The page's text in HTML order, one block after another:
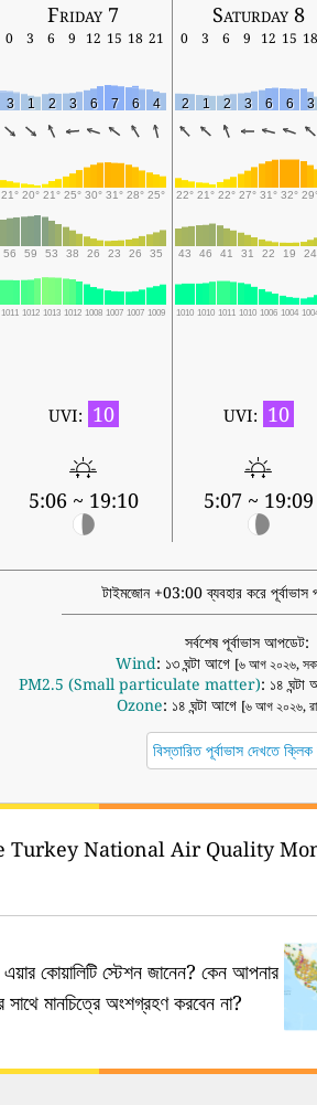
Friday 7 Saturday 8
0 3 6 9 12 15 18 21 0 3 6 9 12 15 18
3 1 2 3 6 7 6 4 2 1 2 3 6 6 3
21° 20° 21° 25° 30° 31° 28° 25° 22° 21° 22° 27° 31° 32°
56 59 53 38 26 23 26 35 43 46 41 31 22 19 24
1011 1012 1013 1012 1008 1007 1007 1009 1010 1010 1011 1010 1006 1004
UVI: 10
5:06 ~ 19:10
UVI: 10
5:07 ~ 19:09
টাইমজোন +03:00 ব্যবহার করে পূর্বাভাস
সর্বশেষ পূর্বাভাস আপডেট:
Wind: ১৩ ঘন্টা আগে [৬ আগ ২০২৬,
PM2.5 (Small particulate matter): ১৪ ঘন্টা
Ozone: ১৪ ঘন্টা আগে [৬ আগ ২০২৬,
বিস্তারিত পূর্বাভাস দেখতে
Turkey National Air Quality
কোয়ালিটি স্টেশন জানেন? কেন আপনার
সাথে মানচিত্রে অংশগ্রহণ করবেন না?